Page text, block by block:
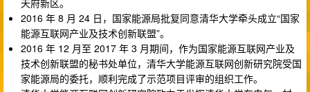
天府新区。
2016 年 8 月 24 日，国家能源局批复同意清华大学牵头成立“国家
能源互联网产业及技术创新联盟”。
2016 年 12 月至 2017 年 3 月期间，作为国家能源互联网产业及
技术创新联盟的秘书处单位，清华大学能源互联网创新研究院受国
家能源局的委托，顺利完成了示范项目评审的组织工作。